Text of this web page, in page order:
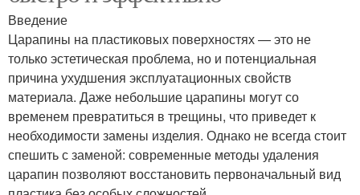
Введение
Царапины на пластиковых поверхностях — это не
только эстетическая проблема, но и потенциальная
причина ухудшения эксплуатационных свойств
материала. Даже небольшие царапины могут со
временем превратиться в трещины, что приведет к
необходимости замены изделия. Однако не всегда стоит
спешить с заменой: современные методы удаления
царапин позволяют восстановить первоначальный вид